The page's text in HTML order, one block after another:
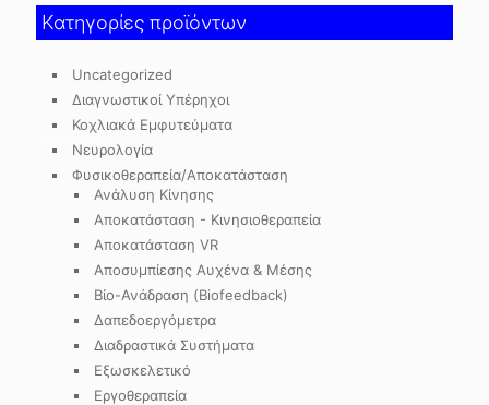
Κατηγορίες προϊόντων
Uncategorized
Διαγνωστικοί Υπέρηχοι
Κοχλιακά Εμφυτεύματα
Νευρολογία
Φυσικοθεραπεία/Αποκατάσταση
Ανάλυση Κίνησης
Αποκατάσταση - Κινησιοθεραπεία
Αποκατάσταση VR
Αποσυμπίεσης Αυχένα & Μέσης
Βίο-Ανάδραση (Biofeedback)
Δαπεδοεργόμετρα
Διαδραστικά Συστήματα
Εξωσκελετικό
Εργοθεραπεία